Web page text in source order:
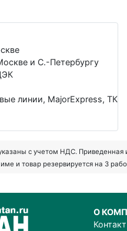
и С.-Петербургу
линии, MajorExpress, ТК
с учетом НДС. Приведенная
и товар резервируется на 3
О